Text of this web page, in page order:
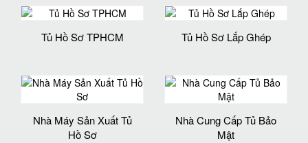
Tủ Hồ Sơ TPHCM Tủ Hồ Sơ Lắp Ghép
Nhà Máy Sản Xuất Tủ
Hồ Sơ
Nhà Cung Cấp Tủ Bảo
Mật